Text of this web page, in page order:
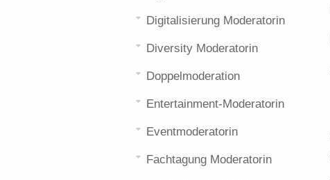
Digitalisierung Moderatorin
Diversity Moderatorin
Doppelmoderation
Entertainment-Moderatorin
Eventmoderatorin
Fachtagung Moderatorin